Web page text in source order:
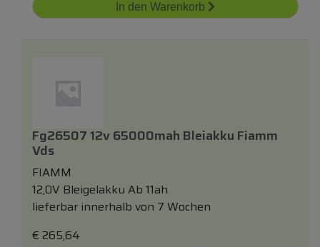
In den Warenkorb
Fg26507 12v 65000mah Bleiakku Fiamm
Vds
FIAMM
12,0V Bleigelakku Ab 11ah
lieferbar innerhalb von 7 Wochen
€ 265,64